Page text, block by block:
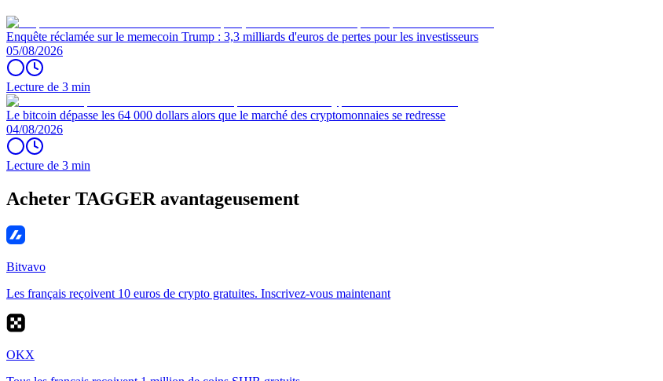
Enquête réclamée sur le memecoin Trump : 3,3 milliards d'euros de pertes pour les investisseurs
05/08/2026
Lecture de 3 min
Le bitcoin dépasse les 64 000 dollars alors que le marché des cryptomonnaies se redresse
04/08/2026
Lecture de 3 min
Acheter TAGGER avantageusement
Bitvavo
Les français reçoivent 10 euros de crypto gratuites. Inscrivez-vous maintenant
OKX